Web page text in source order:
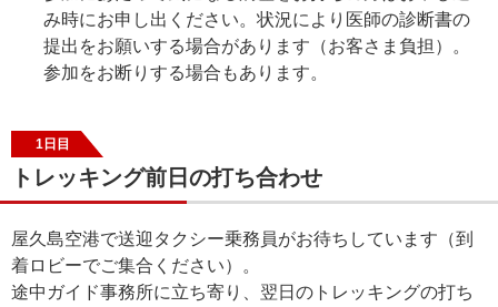
み時にお申し出ください。状況により医師の診断書の
提出をお願いする場合があります（お客さま負担）。
参加をお断りする場合もあります。
1日目
トレッキング前日の打ち合わせ
屋久島空港で送迎タクシー乗務員がお待ちしています（到
着ロビーでご集合ください）。
途中ガイド事務所に立ち寄り、翌日のトレッキングの打ち